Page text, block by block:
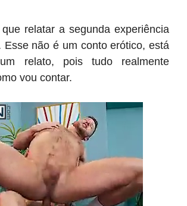
relatar a segunda experiência
Esse não é um conto erótico, está
relato, pois tudo realmente
vou contar.